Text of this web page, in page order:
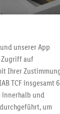
Mehr erfahren
unserer App
Zugriff auf
Ihrer
TCF insgesamt 6
innerhalb und
um